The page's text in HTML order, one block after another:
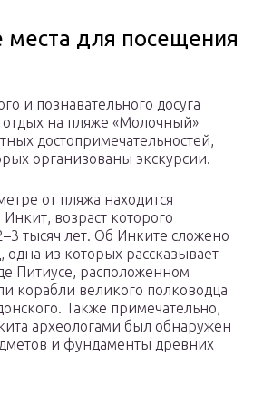
места для посещения
и познавательного досуга
отдых на пляже «Молочный»
достопримечательностей,
организованы экскурсии.
от пляжа находится
возраст которого
тысяч лет. Об Инките сложено
одна из которых рассказывает
Питиусе, расположенном
корабли великого полководца
Также примечательно,
археологами был обнаружен
и фундаменты древних